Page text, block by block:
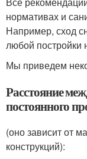
нормативах и
Например, сход
любой постройки
Мы приведем
Расстояние
постоянного
(оно зависит от
конструкций):